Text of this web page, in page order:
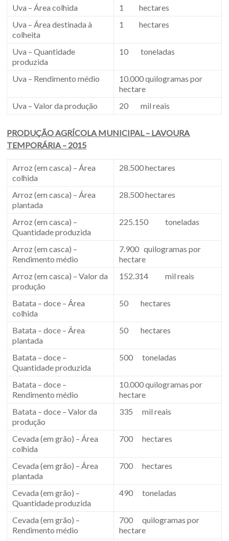
Uva – Área colhida
1 hectares
Uva – Área destinada à
colheita
1 hectares
Uva – Quantidade
produzida
10 toneladas
Uva – Rendimento médio
10.000 quilogramas por
hectare
Uva – Valor da produção
20 mil reais
PRODUÇÃO AGRÍCOLA MUNICIPAL – LAVOURA
TEMPORÁRIA – 2015
Arroz (em casca) – Área
colhida
28.500 hectares
Arroz (em casca) – Área
plantada
28.500 hectares
Arroz (em casca) –
Quantidade produzida
225.150 toneladas
Arroz (em casca) –
Rendimento médio
7.900 quilogramas por
hectare
Arroz (em casca) – Valor da
produção
152.314 mil reais
Batata – doce – Área
colhida
50 hectares
Batata – doce – Área
plantada
50 hectares
Batata – doce –
Quantidade produzida
500 toneladas
Batata – doce –
Rendimento médio
10.000 quilogramas por
hectare
Batata – doce – Valor da
produção
335 mil reais
Cevada (em grão) – Área
colhida
700 hectares
Cevada (em grão) – Área
plantada
700 hectares
Cevada (em grão) –
Quantidade produzida
490 toneladas
Cevada (em grão) –
Rendimento médio
700 quilogramas por
hectare